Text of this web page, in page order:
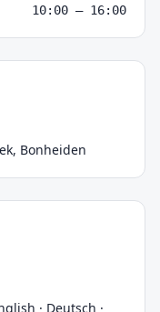
10:00 – 16:00
Bonheiden
· Deutsch ·